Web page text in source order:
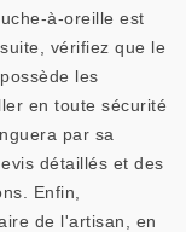
à-oreille est
vérifiez que le
les
en toute sécurité
par sa
détaillés et des
Enfin,
de l'artisan, en